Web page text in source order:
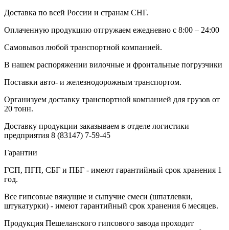
Доставка по всей России и странам СНГ.
Оплаченную продукцию отгружаем ежедневно с 8:00 – 24:00
Самовывоз любой транспортной компанией.
В нашем распоряжении вилочные и фронтальные погрузчики
Поставки авто- и железнодорожным транспортом.
Организуем доставку транспортной компанией для грузов от
20 тонн.
Доставку продукции заказываем в отделе логистики
предприятия 8 (83147) 7-59-45
Гарантии
ГСП, ПГП, СБГ и ПБГ - имеют гарантийный срок хранения 1
год.
Все гипсовые вяжущие и сыпучие смеси (шпатлевки,
штукатурки) - имеют гарантийный срок хранения 6 месяцев.
Продукция Пешеланского гипсового завода проходит